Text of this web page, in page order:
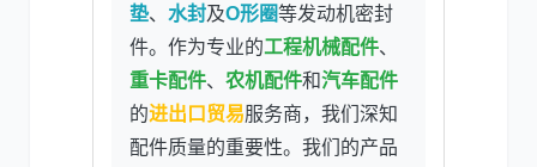
尼桑 依维柯
垫、 水封及O形圈等发动机密封
件。作为专业的工程机械配件、
重卡配件、 农机配件和汽车配件
的进出口贸易服务商，我们深知
配件质量的重要性。我们的产品